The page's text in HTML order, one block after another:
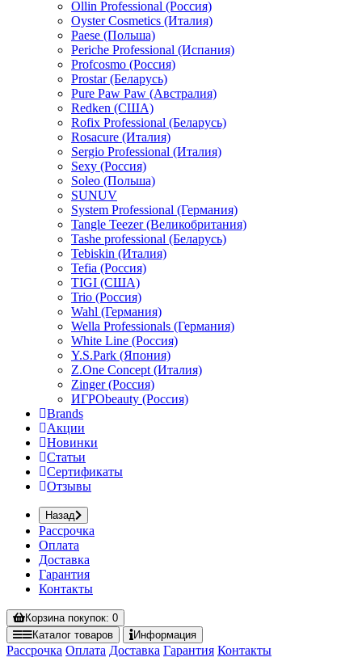
Ollin Professional (Россия)
Oyster Cosmetics (Италия)
Paese (Польша)
Periche Professional (Испания)
Profcosmo (Россия)
Prostar (Беларусь)
Pure Paw Paw (Австралия)
Redken (США)
Rofix Professional (Беларусь)
Rosacure (Италия)
Sergio Professional (Италия)
Sexy (Россия)
Soleo (Польша)
SUNUV
System Professional (Германия)
Tangle Teezer (Великобритания)
Tashe professional (Беларусь)
Tebiskin (Италия)
Tefia (Россия)
TIGI (США)
Trio (Россия)
Wahl (Германия)
Wella Professionals (Германия)
White Line (Россия)
Y.S.Park (Япония)
Z.One Concept (Италия)
Zinger (Россия)
ИГРОbeauty (Россия)
Brands
Акции
Новинки
Статьи
Сертификаты
Отзывы
Назад
Рассрочка
Оплата
Доставка
Гарантия
Контакты
Корзинапокупок: 0
Каталог товаров Информация
Рассрочка Оплата Доставка Гарантия Контакты